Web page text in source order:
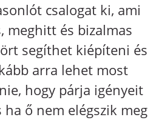
csalogat ki, ami
meghitt és bizalmas
segíthet kiépíteni és
arra lehet most
hogy párja igényeit
ha ő nem elégszik meg